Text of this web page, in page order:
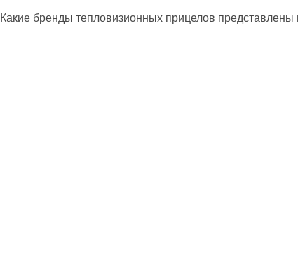
Какие бренды тепловизионных прицелов представлены